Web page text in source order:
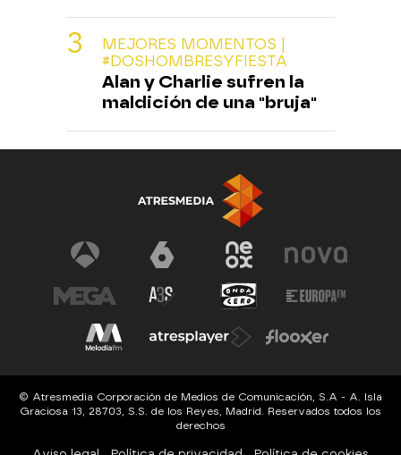
MEJORES MOMENTOS |
#DOSHOMBRESYFIESTA
Alan y Charlie sufren la
maldición de una "bruja"
© Atresmedia Corporación de Medios de Comunicación, S.A - A. Isla
Graciosa 13, 28703, S.S. de los Reyes, Madrid. Reservados todos los
derechos